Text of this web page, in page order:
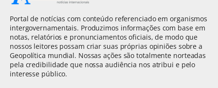
Portal de notícias com conteúdo referenciado em organismos
intergovernamentais. Produzimos informações com base em
notas, relatórios e pronunciamentos oficiais, de modo que
nossos leitores possam criar suas próprias opiniões sobre a
Geopolítica mundial. Nossas ações são totalmente norteadas
pela credibilidade que nossa audiência nos atribui e pelo
interesse público.